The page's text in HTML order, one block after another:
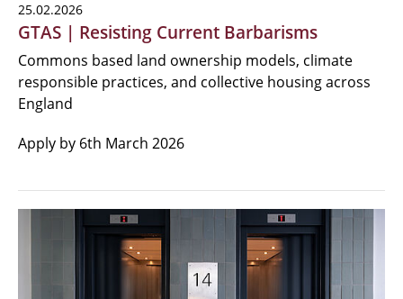
25.02.2026
GTAS | Resisting Current Barbarisms
Commons based land ownership models, climate
responsible practices, and collective housing across
England
Apply by 6th March 2026